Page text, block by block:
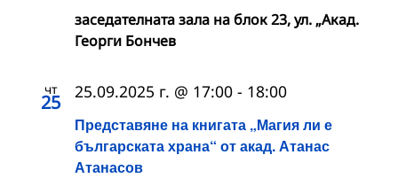
заседателната зала на блок 23, ул. „Акад.
Георги Бончев
чт
25
Представяне на книгата „Магия ли е
българската храна“ от акад. Атанас
Атанасов
25.09.2025 г. @ 17:00 - 18:00